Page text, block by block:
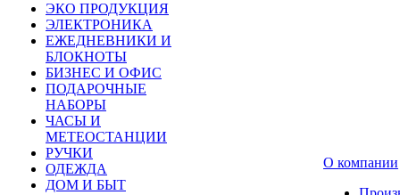
ЭКО ПРОДУКЦИЯ
ЭЛЕКТРОНИКА
ЕЖЕДНЕВНИКИ И
БЛОКНОТЫ
БИЗНЕС И ОФИС
ПОДАРОЧНЫЕ
НАБОРЫ
ЧАСЫ И
МЕТЕОСТАНЦИИ
РУЧКИ
ОДЕЖДА
ДОМ И БЫТ
О компании